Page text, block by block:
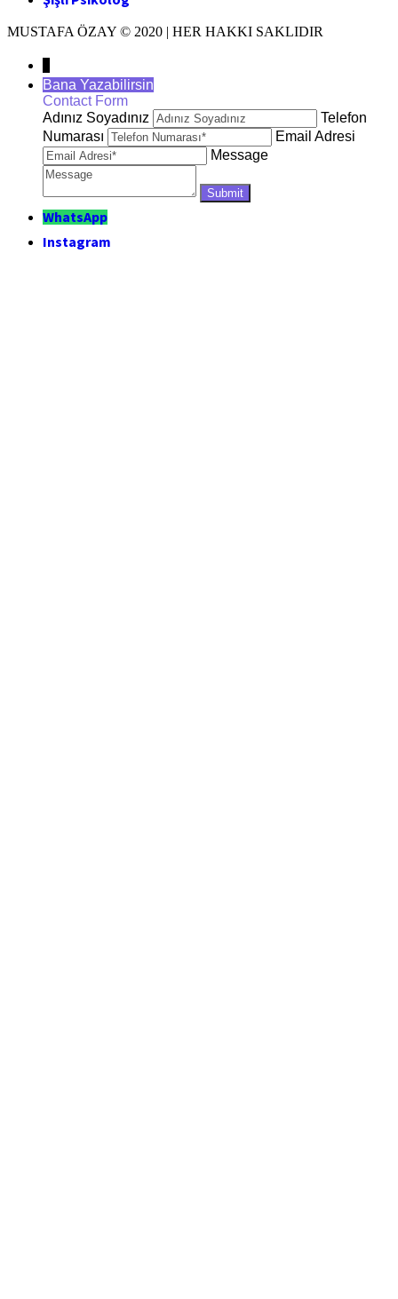
MUSTAFA ÖZAY © 2020 | HER HAKKI SAKLIDIR
Bana Yazabilirsin
Contact Form
Adınız Soyadınız
Telefon
Numarası
Email Adresi
Message
WhatsApp
Instagram